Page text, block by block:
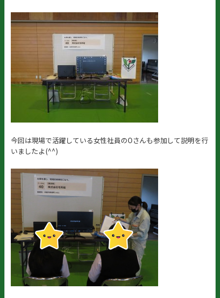
今回は現場で活躍している女性社員のOさんも参加して説明を行
いましたよ(^^)